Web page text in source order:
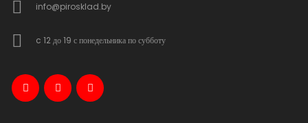
info@pirosklad.by
c 12 до 19 с понедельника по субботу